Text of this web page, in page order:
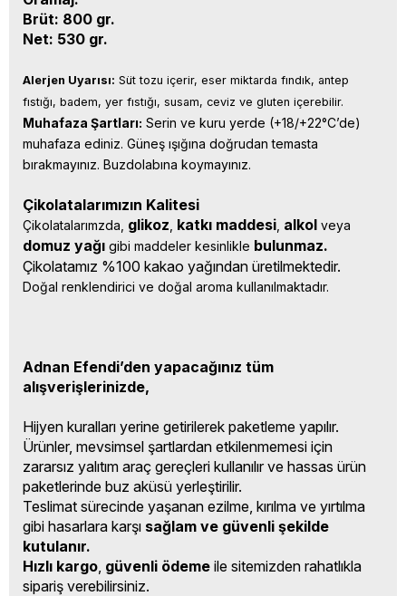
Brüt: 800 gr.
Net: 530 gr.
Alerjen Uyarısı: Süt tozu içerir, eser miktarda fındık, antep
fıstığı, badem, yer fıstığı, susam, ceviz ve gluten içerebilir.
Muhafaza Şartları: Serin ve kuru yerde (+18/+22°C’de)
muhafaza ediniz. Güneş ışığına doğrudan temasta
bırakmayınız. Buzdolabına koymayınız.
Çikolatalarımızın Kalitesi
Çikolatalarımzda, glikoz katkı maddesi alkol
domuz yağı gibi maddeler kesinlikle bulunmaz.
Çikolatamız %100 kakao yağından üretilmektedir.
Doğal renklendirici ve doğal aroma kullanılmaktadır.
Adnan Efendi’den yapacağınız tüm
alışverişlerinizde,
Hijyen kuralları yerine getirilerek paketleme yapılır.
Ürünler, mevsimsel şartlardan etkilenmemesi için
zararsız yalıtım araç gereçleri kullanılır ve hassas ürün
paketlerinde buz aküsü yerleştirilir.
Teslimat sürecinde yaşanan ezilme, kırılma ve yırtılma
gibi hasarlara karşı sağlam ve güvenli şekilde
kutulanır.
Hızlı kargo, güvenli ödeme ile sitemizden rahatlıkla
sipariş verebilirsiniz.